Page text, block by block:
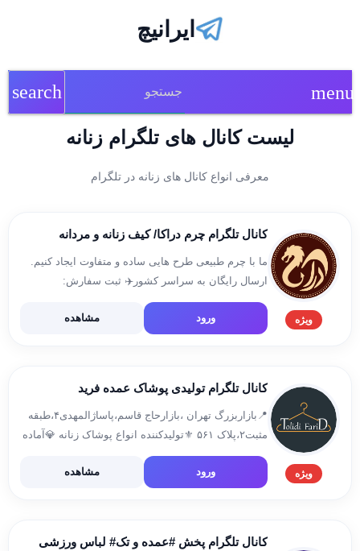
ایرانیچ
menu
search
لیست کانال های تلگرام زنانه
معرفی انواع کانال های زنانه در تلگرام
ویژه
کانال تلگرام چرم دراکا/ کیف زنانه و مردانه
ما با چرم طبیعی طرح هایی ساده و متفاوت ایجاد کنیم.
ارسال رایگان به سراسر کشور✈️ ثبت سفارش:
@Draka_Telegram کانال کد رهگیری ها:
@rahgiri_draka اینستاگرام:ورود مشاهده
ویژه
کانال تلگرام تولیدی پوشاک عمده فرید
📍بازاربزرگ تهران ،بازارحاج قاسم،پاساژالمهدی۴،طبقه
مثبت۲،پلاک ۵۶۱ ⚜️تولیدکننده انواع پوشاک زنانه 💎آماده
همکاری با پخش کنندگان وبنکداران عزیز🌹 👨🏻‍💻
۰۹۳۷۲۱۸۷۹۱۹ 👩🏻‍💻۰۹۲۱۰۲۴۱۲۷۷ 🔗کانال ارسالی ها
ورود مشاهده
کانال تلگرام پخش #عمده و تک# لباس ورزشی